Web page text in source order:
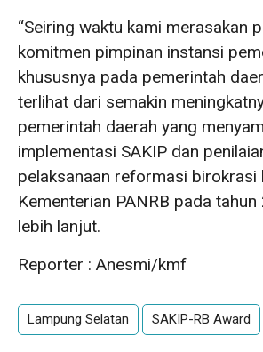
“Seiring waktu kami merasakan
komitmen pimpinan instansi
khususnya pada pemerintah
terlihat dari semakin
pemerintah daerah yang
implementasi SAKIP dan
pelaksanaan reformasi birokrasi
Kementerian PANRB pada tahun
lebih lanjut.
Reporter : Anesmi/kmf
Lampung Selatan SAKIP-RB Award